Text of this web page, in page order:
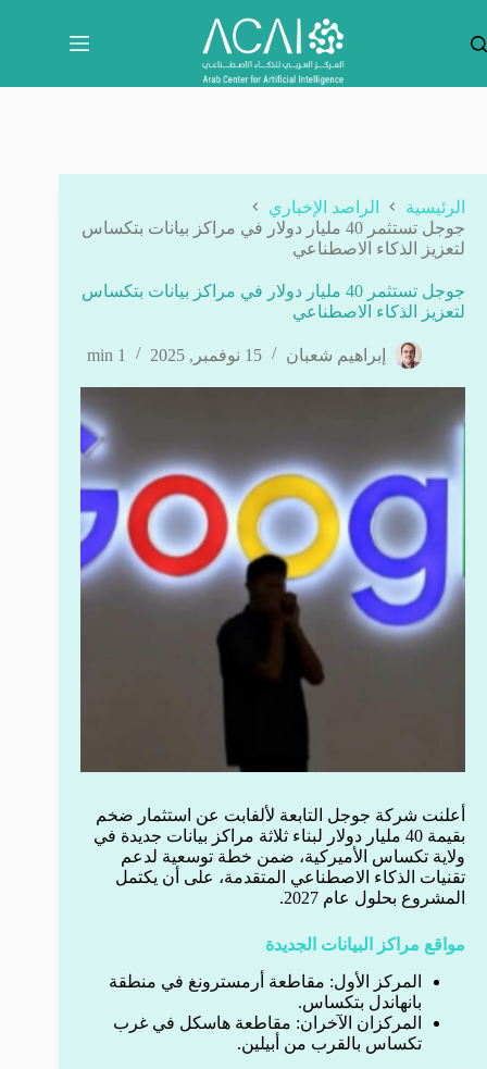
المحتوى
الرئيسية
الراصد الإخباري
جوجل تستثمر 40 مليار دولار في مراكز بيانات بتكساس
لتعزيز الذكاء الاصطناعي
جوجل تستثمر 40 مليار دولار في مراكز بيانات بتكساس
لتعزيز الذكاء الاصطناعي
إبراهيم شعبان 15 نوفمبر, 2025 1 min
أعلنت شركة جوجل التابعة لألفابت عن استثمار ضخم
بقيمة 40 مليار دولار لبناء ثلاثة مراكز بيانات جديدة في
ولاية تكساس الأميركية، ضمن خطة توسعية لدعم
تقنيات الذكاء الاصطناعي المتقدمة، على أن يكتمل
المشروع بحلول عام 2027.
مواقع مراكز البيانات الجديدة
المركز الأول: مقاطعة أرمسترونغ في منطقة
بانهاندل بتكساس.
المركزان الآخران: مقاطعة هاسكل في غرب
تكساس بالقرب من أبيلين.